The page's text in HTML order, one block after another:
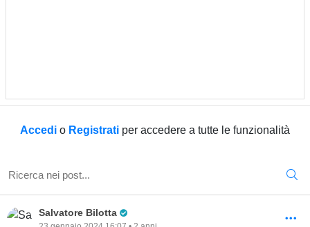
Accedi o Registrati per accedere a tutte le funzionalità
Salvatore Bilotta